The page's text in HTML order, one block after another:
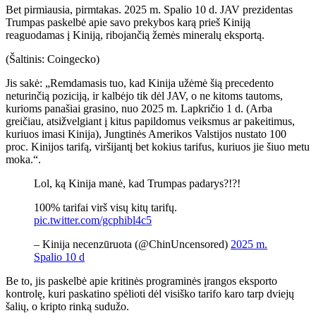
Bet pirmiausia, pirmtakas. 2025 m. Spalio 10 d. JAV prezidentas
Trumpas paskelbė apie savo prekybos karą prieš Kiniją
reaguodamas į Kiniją, ribojančią žemės mineralų eksportą.
(Šaltinis: Coingecko)
Jis sakė: „Remdamasis tuo, kad Kinija užėmė šią precedento
neturinčią poziciją, ir kalbėjo tik dėl JAV, o ne kitoms tautoms,
kurioms panašiai grasino, nuo 2025 m. Lapkričio 1 d. (Arba
greičiau, atsižvelgiant į kitus papildomus veiksmus ar pakeitimus,
kuriuos imasi Kinija), Jungtinės Amerikos Valstijos nustato 100
proc. Kinijos tarifą, viršijantį bet kokius tarifus, kuriuos jie šiuo metu
moka.“.
Lol, ką Kinija manė, kad Trumpas padarys?!?!
100% tarifai virš visų kitų tarifų.
pic.twitter.com/gcphibl4c5
– Kinija necenzūruota (@ChinUncensored) 2025 m.
Spalio 10 d
Be to, jis paskelbė apie kritinės programinės įrangos eksporto
kontrolę, kuri paskatino spėlioti dėl visiško tarifo karo tarp dviejų
šalių, o kripto rinką sudužo.